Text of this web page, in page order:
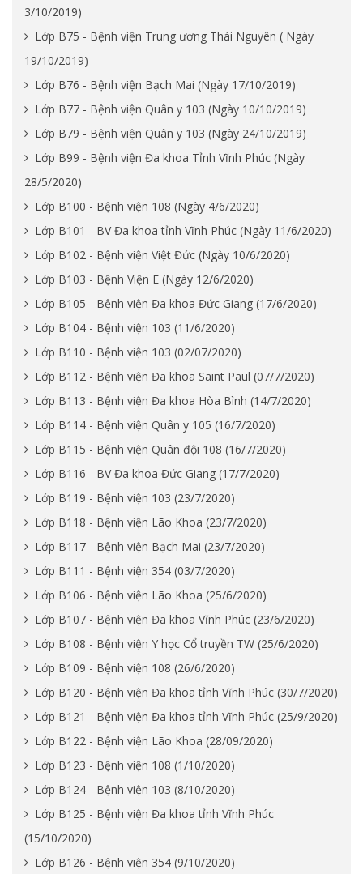
3/10/2019)
Lớp B75 - Bệnh viện Trung ương Thái Nguyên ( Ngày
19/10/2019)
Lớp B76 - Bệnh viện Bạch Mai (Ngày 17/10/2019)
Lớp B77 - Bệnh viện Quân y 103 (Ngày 10/10/2019)
Lớp B79 - Bệnh viện Quân y 103 (Ngày 24/10/2019)
Lớp B99 - Bệnh viện Đa khoa Tỉnh Vĩnh Phúc (Ngày
28/5/2020)
Lớp B100 - Bệnh viện 108 (Ngày 4/6/2020)
Lớp B101 - BV Đa khoa tỉnh Vĩnh Phúc (Ngày 11/6/2020)
Lớp B102 - Bệnh viện Việt Đức (Ngày 10/6/2020)
Lớp B103 - Bệnh Viện E (Ngày 12/6/2020)
Lớp B105 - Bệnh viện Đa khoa Đức Giang (17/6/2020)
Lớp B104 - Bệnh viện 103 (11/6/2020)
Lớp B110 - Bệnh viện 103 (02/07/2020)
Lớp B112 - Bệnh viện Đa khoa Saint Paul (07/7/2020)
Lớp B113 - Bệnh viện Đa khoa Hòa Bình (14/7/2020)
Lớp B114 - Bệnh viện Quân y 105 (16/7/2020)
Lớp B115 - Bệnh viện Quân đội 108 (16/7/2020)
Lớp B116 - BV Đa khoa Đức Giang (17/7/2020)
Lớp B119 - Bệnh viện 103 (23/7/2020)
Lớp B118 - Bệnh viện Lão Khoa (23/7/2020)
Lớp B117 - Bệnh viện Bạch Mai (23/7/2020)
Lớp B111 - Bệnh viện 354 (03/7/2020)
Lớp B106 - Bệnh viện Lão Khoa (25/6/2020)
Lớp B107 - Bệnh viện Đa khoa Vĩnh Phúc (23/6/2020)
Lớp B108 - Bệnh viện Y học Cổ truyền TW (25/6/2020)
Lớp B109 - Bệnh viện 108 (26/6/2020)
Lớp B120 - Bệnh viện Đa khoa tỉnh Vĩnh Phúc (30/7/2020)
Lớp B121 - Bệnh viện Đa khoa tỉnh Vĩnh Phúc (25/9/2020)
Lớp B122 - Bệnh viện Lão Khoa (28/09/2020)
Lớp B123 - Bệnh viện 108 (1/10/2020)
Lớp B124 - Bệnh viện 103 (8/10/2020)
Lớp B125 - Bệnh viện Đa khoa tỉnh Vĩnh Phúc
(15/10/2020)
Lớp B126 - Bệnh viện 354 (9/10/2020)